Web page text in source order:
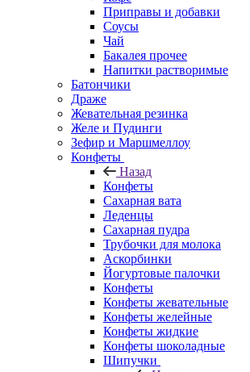
Приправы и добавки
Соусы
Чай
Бакалея прочее
Напитки растворимые
Батончики
Драже
Жевательная резинка
Желе и Пудинги
Зефир и Маршмеллоу
Конфеты
Назад
Конфеты
Сахарная вата
Леденцы
Сахарная пудра
Трубочки для молока
Аскорбинки
Йогуртовые палочки
Конфеты
Конфеты жевательные
Конфеты желейные
Конфеты жидкие
Конфеты шоколадные
Шипучки